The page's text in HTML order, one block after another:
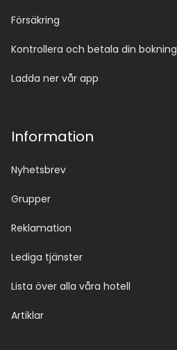
Försäkring
Kontrollera och betala din bokning
Ladda ner vår app
Information
Nyhetsbrev
Grupper
Reklamation
Lediga tjänster
Lista över alla våra hotell
Artiklar